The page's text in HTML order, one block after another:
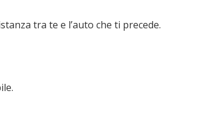
tra te e l’auto che ti precede.